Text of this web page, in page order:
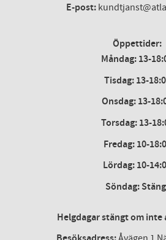
E-post:
Öppettider:
Måndag: 13-
Tisdag: 13-
Onsdag:13-
Torsdag:13-
Fredag:10-
Lördag: 10-
Söndag:
Helgdagar stängt om inte